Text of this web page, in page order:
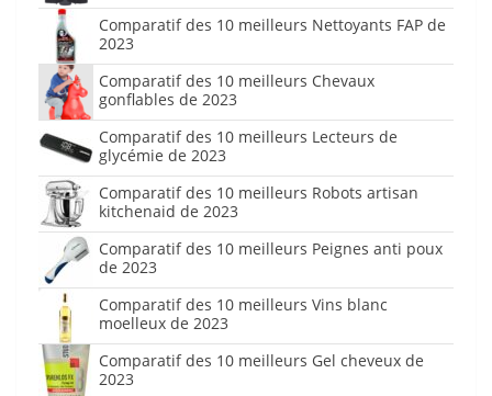
Comparatif des 10 meilleurs Nettoyants FAP de
2023
Comparatif des 10 meilleurs Chevaux
gonflables de 2023
Comparatif des 10 meilleurs Lecteurs de
glycémie de 2023
Comparatif des 10 meilleurs Robots artisan
kitchenaid de 2023
Comparatif des 10 meilleurs Peignes anti poux
de 2023
Comparatif des 10 meilleurs Vins blanc
moelleux de 2023
Comparatif des 10 meilleurs Gel cheveux de
2023